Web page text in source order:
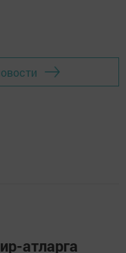
атларга